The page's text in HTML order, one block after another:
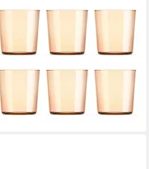
UVP 72,95 €
-46%
lieferbar - in 4-5 Werktagen bei dir